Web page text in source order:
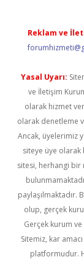
Reklam ve
Yasal Uyarı:
ve İletişim
olarak hizmet
olarak denetleme
Ancak, üyelerimiz
siteye üye olarak
sitesi, herhangi bir
paylaşılmaktadır.
olup, gerçek
Gerçek kurum
Sitemiz, kar
platformudur.